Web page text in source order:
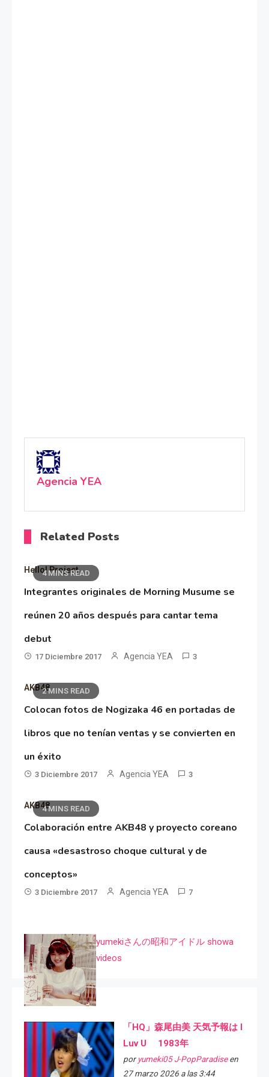
Agencia YEA
Related Posts
4 MINS READ
Hello! Project
Integrantes originales de Morning Musume se
reúnen 20 años después para cantar tema
debut
17 Diciembre 2017 Agencia YEA 3
2 MINS READ
AKB48
Colocan fotos de Nogizaka 46 en portadas de
libros que no tenían ventas y se convierten en
un éxito
3 Diciembre 2017 Agencia YEA 3
4 MINS READ
AKB48
Colaboración entre AKB48 y proyecto coreano
causa «desastroso choque cultural y de
conceptos»
3 Diciembre 2017 Agencia YEA 7
yumekiさんの昭和アイドル showa
videos
「HQ」森尾由美 天気予報は I
Luv U 1983年
por yumeki05 J-PopParadiseen
27 marzo 2026 a las 3:44